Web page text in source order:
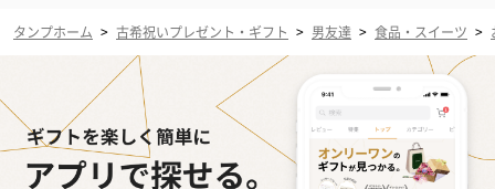
タンプホーム > 古希祝いプレゼント・ギフト > 男友達 > 食品・スイーツ >